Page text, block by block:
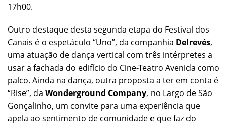
17h00.
Outro destaque desta segunda etapa do Festival dos
Canais é o espetáculo “Uno”, da companhia Delrevés,
uma atuação de dança vertical com três intérpretes a
usar a fachada do edifício do Cine-Teatro Avenida como
palco. Ainda na dança, outra proposta a ter em conta é
“Rise”, da Wonderground Company, no Largo de São
Gonçalinho, um convite para uma experiência que
apela ao sentimento de comunidade e que faz do